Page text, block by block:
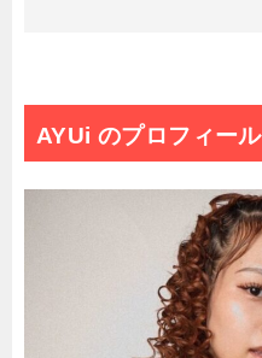
AYUi のプロフィール